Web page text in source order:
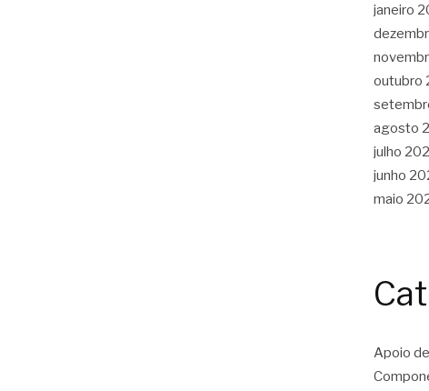
janeiro
outubro
agosto
julho
junho
maio
Apoio